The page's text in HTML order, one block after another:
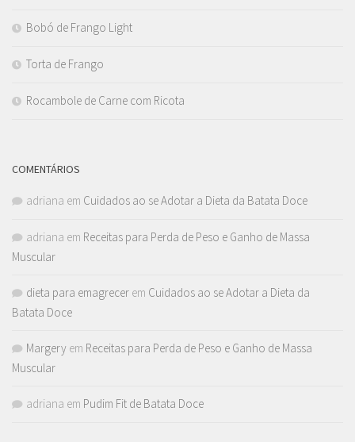
Bobó de Frango Light
Torta de Frango
Rocambole de Carne com Ricota
COMENTÁRIOS
adriana em Cuidados ao se Adotar a Dieta da Batata Doce
adriana em Receitas para Perda de Peso e Ganho de Massa
Muscular
dieta para emagrecer em Cuidados ao se Adotar a Dieta da
Batata Doce
Margery em Receitas para Perda de Peso e Ganho de Massa
Muscular
adriana em Pudim Fit de Batata Doce